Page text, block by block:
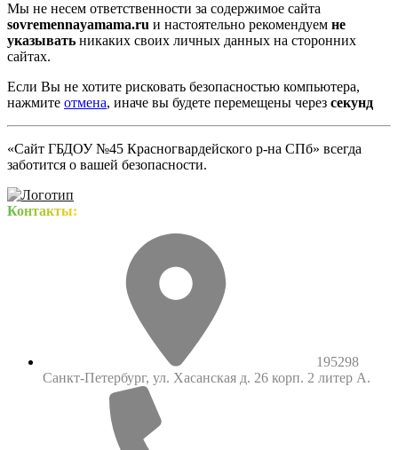
Мы не несем ответственности за содержимое сайта
sovremennayamama.ru и настоятельно рекомендуем не
указывать никаких своих личных данных на сторонних
сайтах.
Если Вы не хотите рисковать безопасностью компьютера,
нажмите отмена, иначе вы будете перемещены через секунд
«Сайт ГБДОУ №45 Красногвардейского р-на СПб» всегда
заботится о вашей безопасности.
Контакты:
195298
Санкт-Петербург, ул. Хасанская д. 26 корп. 2 литер А.